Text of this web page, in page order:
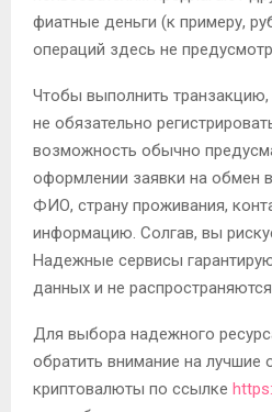
фиатные деньги (к примеру,
операций здесь не
Чтобы выполнить
не обязательно
возможность обычно
оформлении заявки на обмен
ФИО, страну проживания,
информацию. Солгав, вы
Надежные сервисы
данных и не
Для выбора надежного
обратить внимание на лучшие
криптовалюты по ссылке